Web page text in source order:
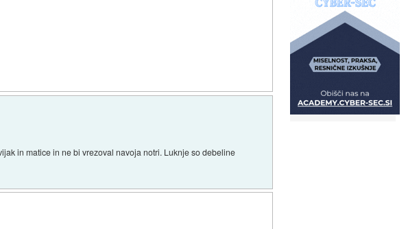
in matice in ne bi vrezoval navoja notri. Luknje so debeline